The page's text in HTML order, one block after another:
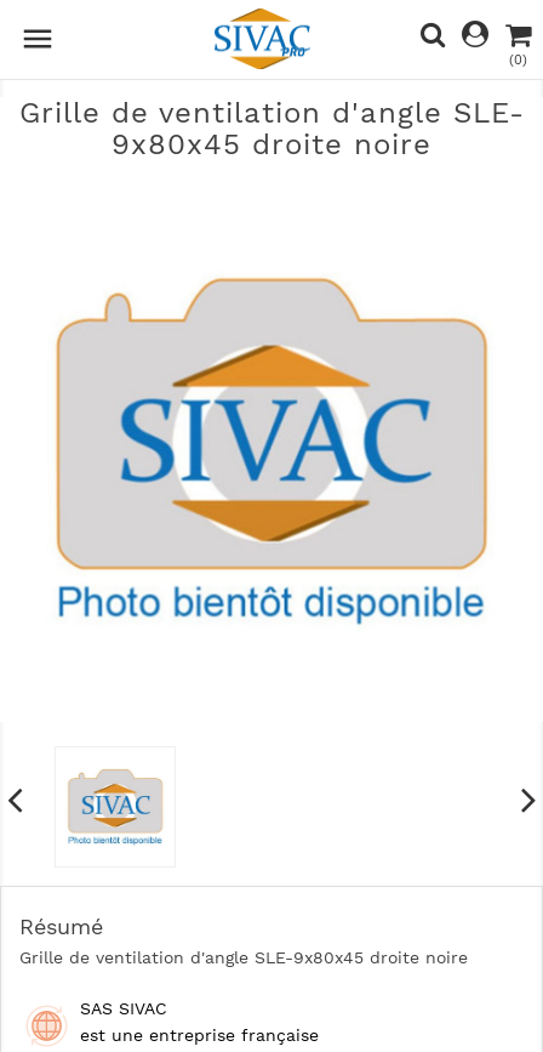

(0)
Grille de ventilation d'angle SLE-
9x80x45 droite noire
Résumé
Grille de ventilation d'angle SLE-9x80x45 droite noire
SAS SIVAC
est une entreprise française